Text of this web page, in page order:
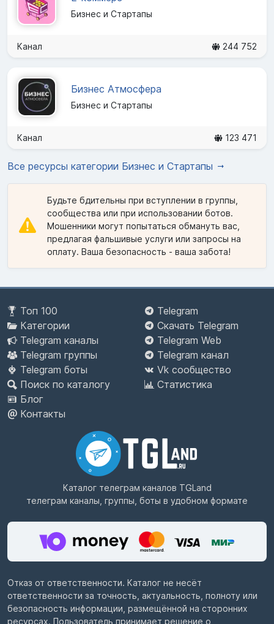
Бизнес и Стартапы
Канал 244 752
Бизнес Атмосфера
Бизнес и Стартапы
Канал 123 471
Все ресурсы категории Бизнес и Стартапы
Будьте бдительны при вступлении в группы,
сообщества или при использовании ботов.
Мошенники могут попытаться обмануть вас,
предлагая фальшивые услуги или запросы на
оплату. Ваша безопасность - ваша забота!
Топ 100
Категории
Telegram каналы
Telegram группы
Telegram боты
Поиск по каталогу
Блог
Контакты
Telegram
Скачать Telegram
Telegram Web
Telegram канал
Vk сообщество
Статистика
Каталог телеграм каналов TGLand
телеграм каналы, группы, боты в удобном формате
Отказ от ответственности. Каталог не несёт
ответственности за точность, актуальность, полноту или
безопасность информации, размещённой на сторонних
ресурсах. Пользователь принимает решение о